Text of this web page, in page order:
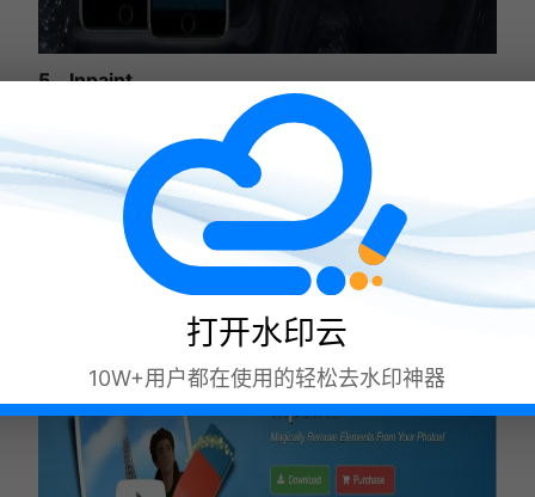
5、Inpaint
功能：专业去水印软件，利用智能填充算法去除水印并
还原背景。
操作：导入图片后，框选水印区域即可开始处理，操作
难度适中。
效果：能实现无痕去水印，使图片整体和谐美观。
优势：支持多种图片格式，算法高效，对复杂水印处理
打开水印云
10W+用户都在使用的轻松去水印神器
现在打开